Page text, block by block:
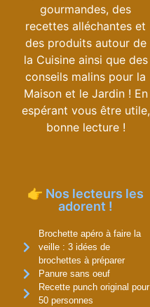
gourmandes, des
recettes alléchantes et
des produits autour de
la Cuisine ainsi que des
conseils malins pour la
Maison et le Jardin ! En
espérant vous être utile,
bonne lecture !
👉 Nos lecteurs les
adorent !
Brochette apéro à faire la
veille : 3 idées de
brochettes à préparer
Panure sans oeuf
Recette punch original pour
50 personnes